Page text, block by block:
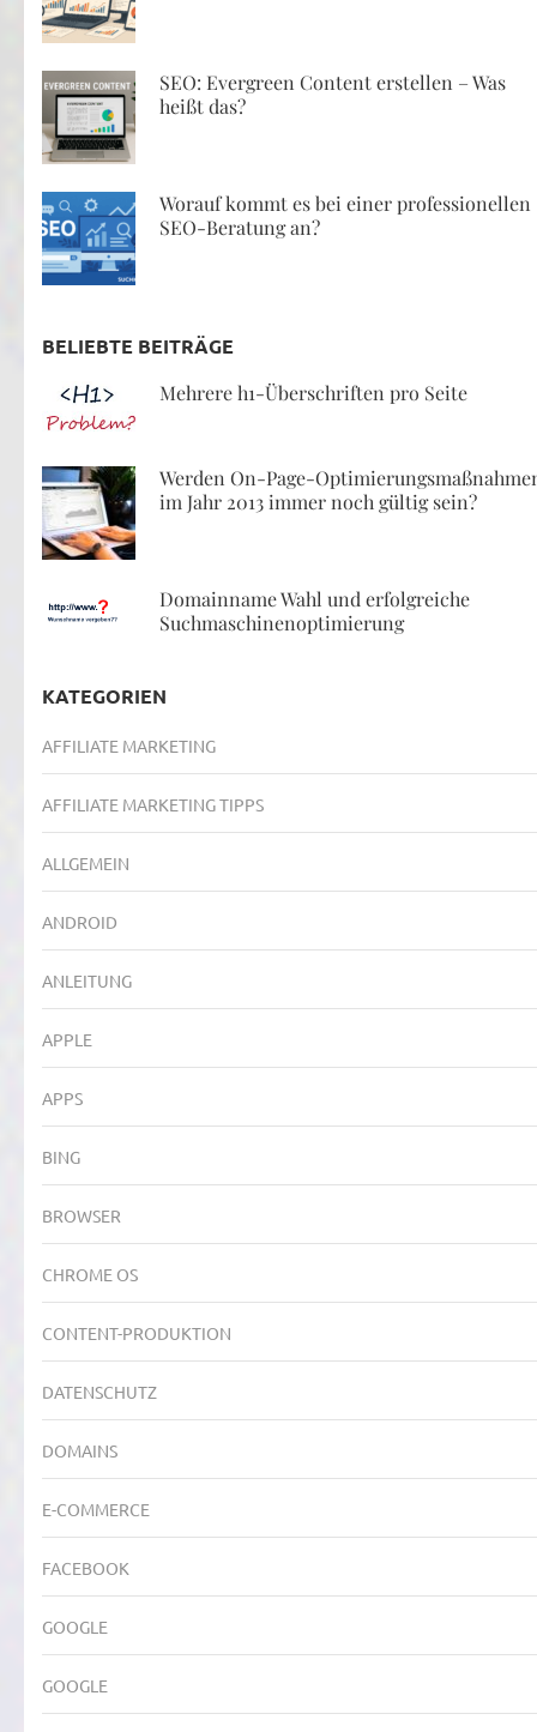
SEO: Evergreen Content erstellen – Was
heißt das?
Worauf kommt es bei einer professionellen
SEO-Beratung an?
BELIEBTE BEITRÄGE
Mehrere h1-Überschriften pro Seite
Werden On-Page-
im Jahr 2013 immer noch gültig sein?
Domainname Wahl und erfolgreiche
Suchmaschinenoptimierung
KATEGORIEN
AFFILIATE MARKETING
AFFILIATE MARKETING TIPPS
ALLGEMEIN
ANDROID
ANLEITUNG
APPLE
APPS
BING
BROWSER
CHROME OS
CONTENT-PRODUKTION
DATENSCHUTZ
DOMAINS
E-COMMERCE
FACEBOOK
GOOGLE
GOOGLE